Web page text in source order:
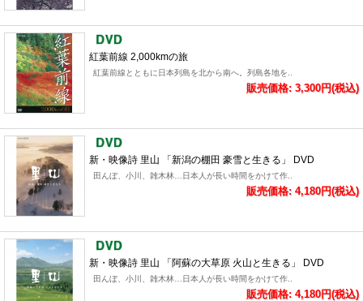
紅葉前線 2,000kmの旅
紅葉前線とともに日本列島を北から南へ。列島各地を..
販売価格: 3,300円(税込)
新・映像詩 里山 「新潟の棚田 豪雪と生きる」 DVD
田んぼ、小川、雑木林…日本人が長い時間をかけて作..
販売価格: 4,180円(税込)
新・映像詩 里山 「阿蘇の大草原 火山と生きる」 DVD
田んぼ、小川、雑木林…日本人が長い時間をかけて作..
販売価格: 4,180円(税込)